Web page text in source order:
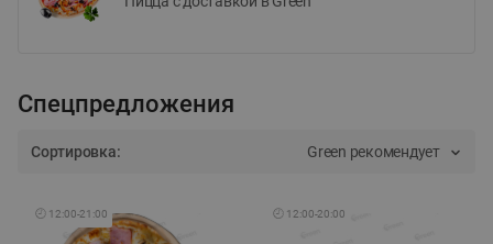
Спецпредложения
Сортировка: Green рекомендует
🕘 12:00-21:00 🕘 12:00-20:00